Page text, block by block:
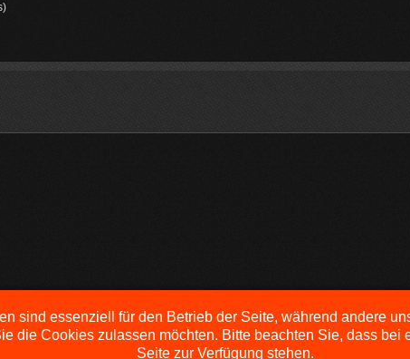
sind essenziell für den Betrieb der Seite, während andere
die Cookies zulassen möchten. Bitte beachten Sie, dass
Seite zur Verfügung stehen.